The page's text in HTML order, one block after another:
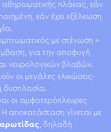
αθηρωματικής πλάκας, εάν
εάν έχει εξέλκωση
με στένωση >
για την αποφυγή
νευρολογικών βλαβών.
οι μεγάλες ελικώσεις-
δυσπλασία.
οι αμφοτερόπλευρες
αποκατάσταση γίνεται με
, δηλαδή